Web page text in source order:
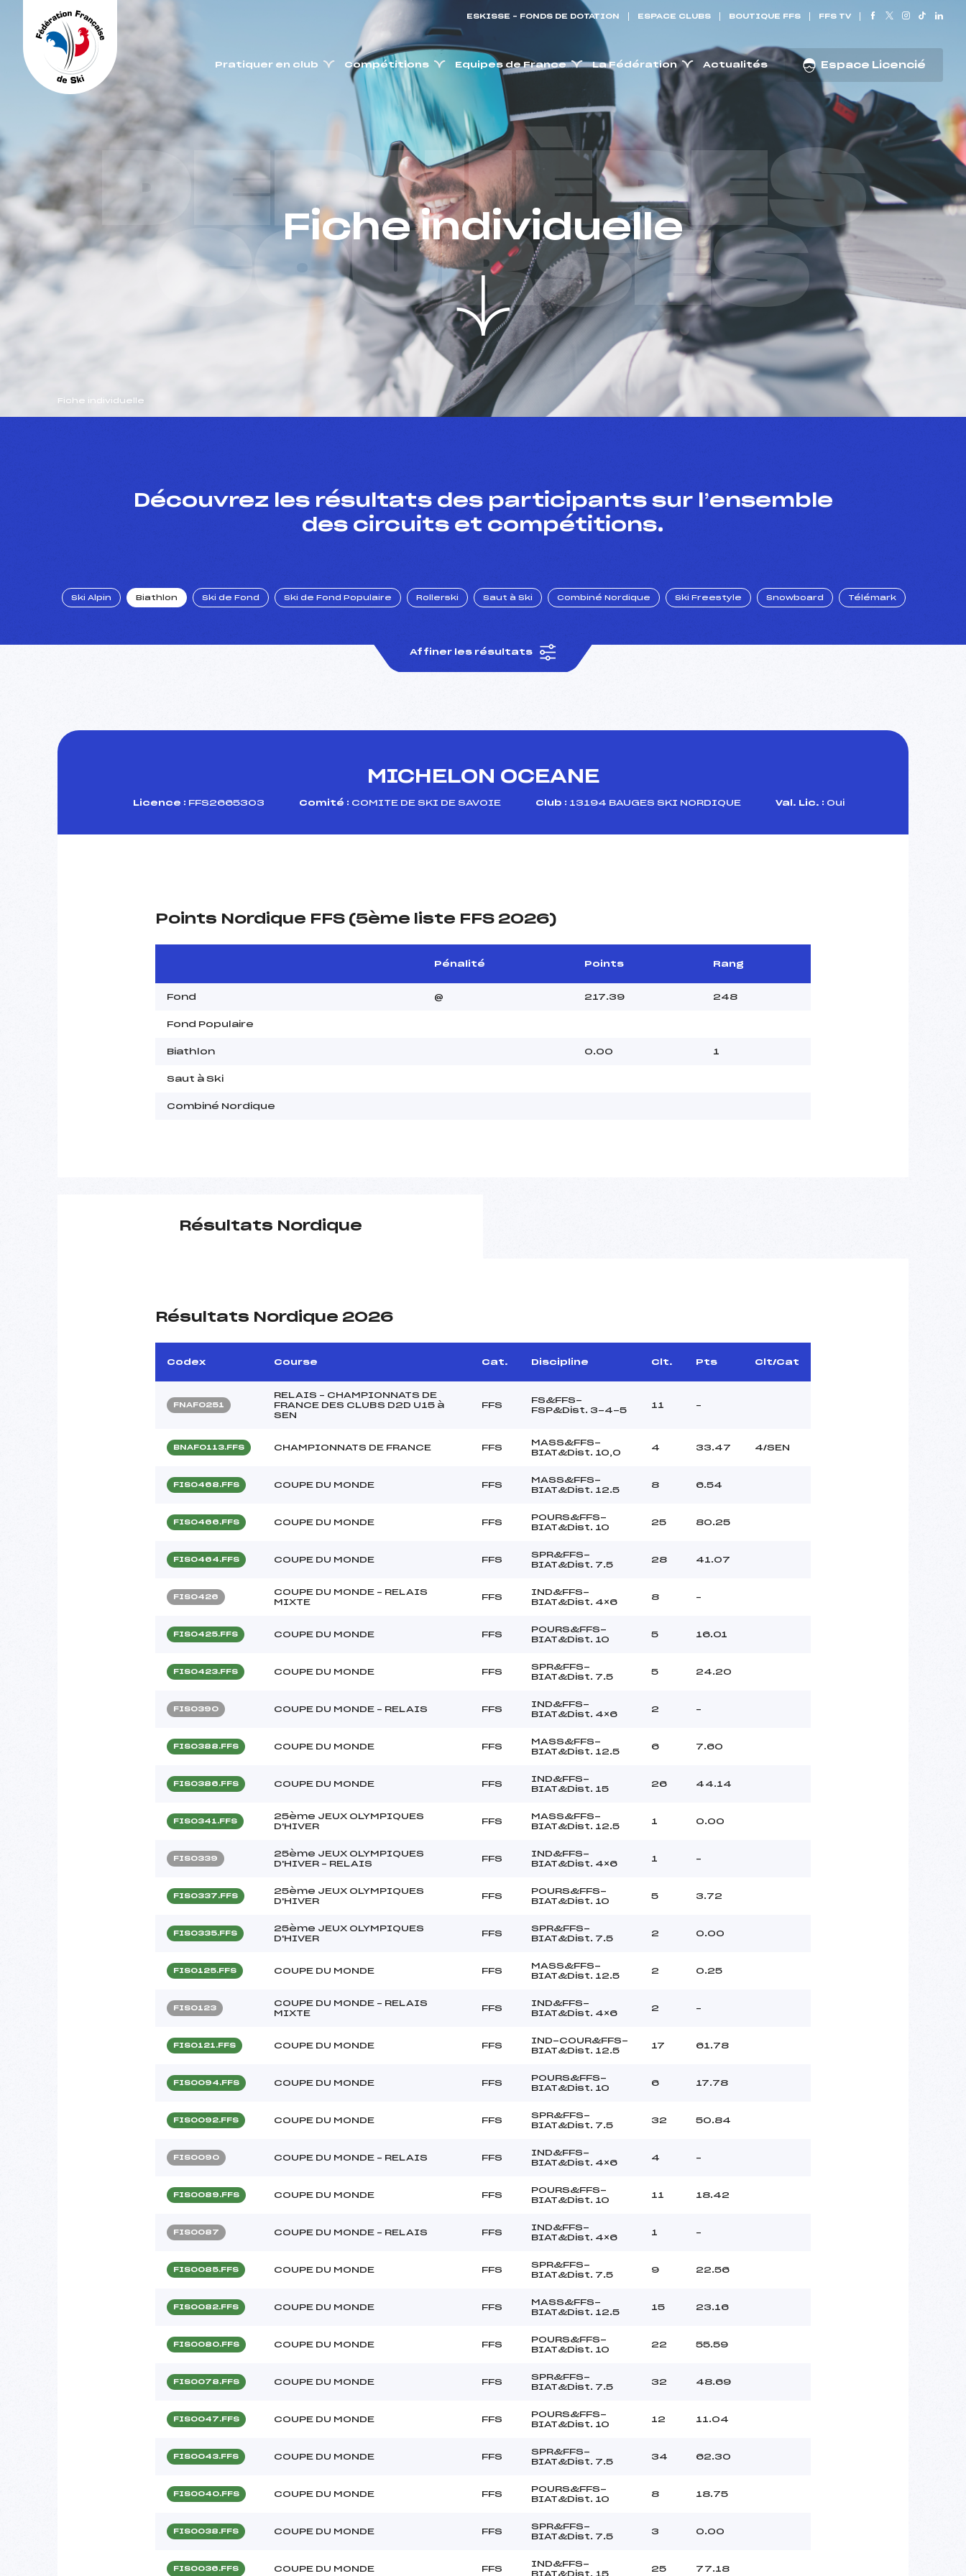
ESKISSE – FONDS DE DOTATION ESPACE CLUBS BOUTIQUE FFS FFS TV
Pratiquer en club Compétitions Equipes de France La Fédération Actualités Espace Licencié
DERNIÈRES
COURSES
Fiche individuelle
Fiche individuelle
Découvrez les résultats des participants sur l’ensemble
des circuits et compétitions.
Ski Alpin Biathlon Ski de Fond Ski de Fond Populaire Rollerski Saut à Ski Combiné Nordique Ski Freestyle Snowboard Télémark
Affiner les résultats
MICHELON OCEANE
Licence : FFS2665303 Comité : COMITE DE SKI DE SAVOIE Club : 13194 BAUGES SKI NORDIQUE Val. Lic. : Oui
Points Nordique FFS (5ème liste FFS 2026)
Pénalité Points Rang
Fond @ 217.39 248
Fond Populaire
Biathlon 0.00 1
Saut à Ski
Combiné Nordique
Résultats Nordique
Résultats Nordique 2026
Codex Course Cat. Discipline Clt. Pts Clt/Cat
FNAF0251
RELAIS – CHAMPIONNATS DE
FRANCE DES CLUBS D2D U15 à
SEN
FFS
FS&FFS-
FSP&Dist. 3-4-5
11 –
BNAF0113.FFS CHAMPIONNATS DE FRANCE FFS
MASS&FFS-
BIAT&Dist. 10,0
4 33.47 4/SEN
FIS0468.FFS COUPE DU MONDE FFS
MASS&FFS-
BIAT&Dist. 12.5
8 6.54
FIS0466.FFS COUPE DU MONDE FFS
POURS&FFS-
BIAT&Dist. 10
25 80.25
FIS0464.FFS COUPE DU MONDE FFS
SPR&FFS-
BIAT&Dist. 7.5
28 41.07
FIS0426
COUPE DU MONDE – RELAIS
MIXTE
FFS
IND&FFS-
BIAT&Dist. 4×6
8 –
FIS0425.FFS COUPE DU MONDE FFS
POURS&FFS-
BIAT&Dist. 10
5 16.01
FIS0423.FFS COUPE DU MONDE FFS
SPR&FFS-
BIAT&Dist. 7.5
5 24.20
FIS0390 COUPE DU MONDE – RELAIS FFS
IND&FFS-
BIAT&Dist. 4×6
2 –
FIS0388.FFS COUPE DU MONDE FFS
MASS&FFS-
BIAT&Dist. 12.5
6 7.60
FIS0386.FFS COUPE DU MONDE FFS
IND&FFS-
BIAT&Dist. 15
26 44.14
FIS0341.FFS
25ème JEUX OLYMPIQUES
D'HIVER
FFS
MASS&FFS-
BIAT&Dist. 12.5
1 0.00
FIS0339
25ème JEUX OLYMPIQUES
D'HIVER – RELAIS
FFS
IND&FFS-
BIAT&Dist. 4×6
1 –
FIS0337.FFS
25ème JEUX OLYMPIQUES
D'HIVER
FFS
POURS&FFS-
BIAT&Dist. 10
5 3.72
FIS0335.FFS
25ème JEUX OLYMPIQUES
D'HIVER
FFS
SPR&FFS-
BIAT&Dist. 7.5
2 0.00
FIS0125.FFS COUPE DU MONDE FFS
MASS&FFS-
BIAT&Dist. 12.5
2 0.25
FIS0123
COUPE DU MONDE – RELAIS
MIXTE
FFS
IND&FFS-
BIAT&Dist. 4×6
2 –
FIS0121.FFS COUPE DU MONDE FFS
IND-COUR&FFS-
BIAT&Dist. 12.5
17 61.78
FIS0094.FFS COUPE DU MONDE FFS
POURS&FFS-
BIAT&Dist. 10
6 17.78
FIS0092.FFS COUPE DU MONDE FFS
SPR&FFS-
BIAT&Dist. 7.5
32 50.84
FIS0090 COUPE DU MONDE – RELAIS FFS
IND&FFS-
BIAT&Dist. 4×6
4 –
FIS0089.FFS COUPE DU MONDE FFS
POURS&FFS-
BIAT&Dist. 10
11 18.42
FIS0087 COUPE DU MONDE – RELAIS FFS
IND&FFS-
BIAT&Dist. 4×6
1 –
FIS0085.FFS COUPE DU MONDE FFS
SPR&FFS-
BIAT&Dist. 7.5
9 22.56
FIS0082.FFS COUPE DU MONDE FFS
MASS&FFS-
BIAT&Dist. 12.5
15 23.16
FIS0080.FFS COUPE DU MONDE FFS
POURS&FFS-
BIAT&Dist. 10
22 55.59
FIS0078.FFS COUPE DU MONDE FFS
SPR&FFS-
BIAT&Dist. 7.5
32 48.69
FIS0047.FFS COUPE DU MONDE FFS
POURS&FFS-
BIAT&Dist. 10
12 11.04
FIS0043.FFS COUPE DU MONDE FFS
SPR&FFS-
BIAT&Dist. 7.5
34 62.30
FIS0040.FFS COUPE DU MONDE FFS
POURS&FFS-
BIAT&Dist. 10
8 18.75
FIS0038.FFS COUPE DU MONDE FFS
SPR&FFS-
BIAT&Dist. 7.5
3 0.00
FIS0036.FFS COUPE DU MONDE FFS
IND&FFS-
BIAT&Dist. 15
25 77.18